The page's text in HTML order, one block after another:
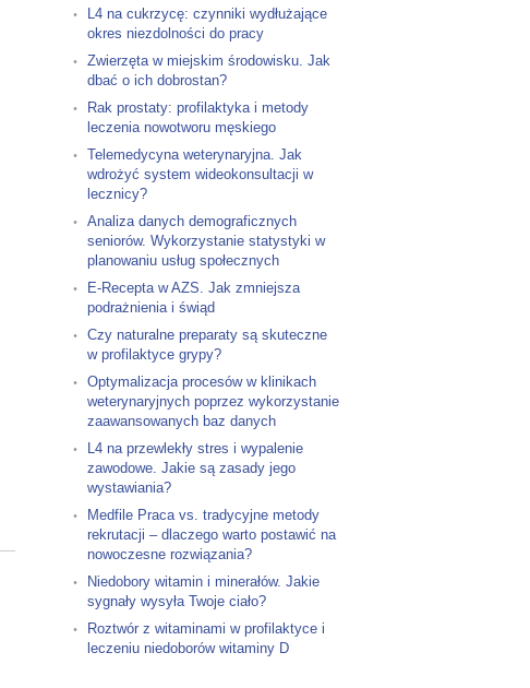
L4 na cukrzycę: czynniki wydłużające
okres niezdolności do pracy
Zwierzęta w miejskim środowisku. Jak
dbać o ich dobrostan?
Rak prostaty: profilaktyka i metody
leczenia nowotworu męskiego
Telemedycyna weterynaryjna. Jak
wdrożyć system wideokonsultacji w
lecznicy?
Analiza danych demograficznych
seniorów. Wykorzystanie statystyki w
planowaniu usług społecznych
E-Recepta w AZS. Jak zmniejsza
podrażnienia i świąd
Czy naturalne preparaty są skuteczne
w profilaktyce grypy?
Optymalizacja procesów w klinikach
weterynaryjnych poprzez wykorzystanie
zaawansowanych baz danych
L4 na przewlekły stres i wypalenie
zawodowe. Jakie są zasady jego
wystawiania?
Medfile Praca vs. tradycyjne metody
rekrutacji – dlaczego warto postawić na
nowoczesne rozwiązania?
Niedobory witamin i minerałów. Jakie
sygnały wysyła Twoje ciało?
Roztwór z witaminami w profilaktyce i
leczeniu niedoborów witaminy D